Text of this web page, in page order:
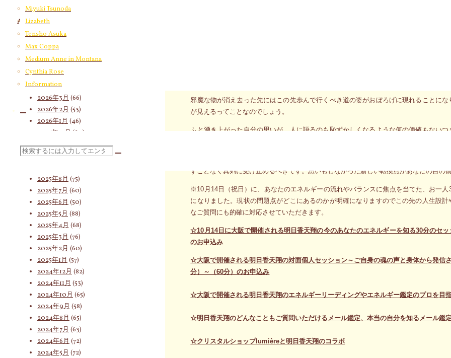
Miyuki Tsunoda
Lizabeth
Tensho Asuka
Max Coppa
Medium Anne in Montana
Cynthia Rose
Information
検
邪魔な物が消え去った先にはこの先歩んで行くべき道の姿がおぼろげに現れることに
が見えるってことなのでしょう。
ふと湧き上がった自分の思いが、人に語るのも恥ずかしくなるような何の価値もない
すことなく真剣に受け止めるべきです。思いもしなかった新しい転換点があなたの目の
※10月14日（祝日）に、あなたのエネルギーの流れやバランスに焦点を当てた、お一
になりました。現状の問題点がどこにあるのかが明確になりますのでこの先の人生設
なご質問にも的確に対応させていただきます。
☆10月14日に大阪で開催される明日香天翔の今のあなたのエネルギーを知る30分のセ
のお申込み
☆大阪で開催される明日香天翔の対面個人セッション～ご自身の魂の声と身体から発信
分）～（60分）のお申込み
☆大阪で開催される明日香天翔のエネルギーリーディングやエネルギー鑑定のプロを目
☆明日香天翔のどんなこともご質問いただけるメール鑑定、本当の自分を知るメール鑑
☆クリスタルショップlumièreと明日香天翔のコラボ
Archives
2026年7月
2026年6月(60)
2026年5月
2026年4月
2026年3月 (66)
2026年2月 (53)
2026年1月 (46)
2025年12月 (60)
2025年11月(55)
2025年10月(66)
2025年8月 (75)
2025年7月 (60)
2025年6月 (50)
2025年5月 (88)
2025年4月 (68)
2025年3月 (76)
2025年2月 (60)
2025年1月 (57)
2024年12月 (82)
2024年11月 (53)
2024年10月 (65)
2024年9月 (58)
2024年8月 (65)
2024年7月 (63)
2024年6月 (72)
2024年5月 (72)